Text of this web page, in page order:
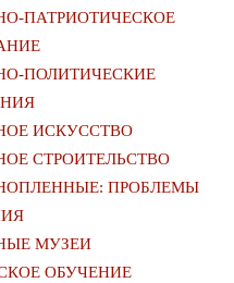
ПАТРИОТИЧЕСКОЕ
ПОЛИТИЧЕСКИE
ИСКУССТВО
СТРОИТЕЛЬСТВО
ПРОБЛЕМЫ
МУЗЕИ
ОБУЧЕНИЕ